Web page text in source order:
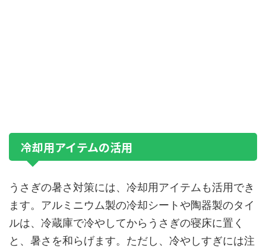
冷却用アイテムの活用
うさぎの暑さ対策には、冷却用アイテムも活用でき
ます。アルミニウム製の冷却シートや陶器製のタイ
ルは、冷蔵庫で冷やしてからうさぎの寝床に置く
と、暑さを和らげます。ただし、冷やしすぎには注